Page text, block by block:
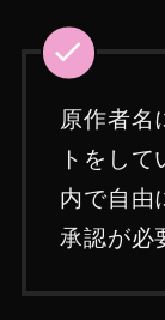
原作者名
トをし
内で自由
承認が必